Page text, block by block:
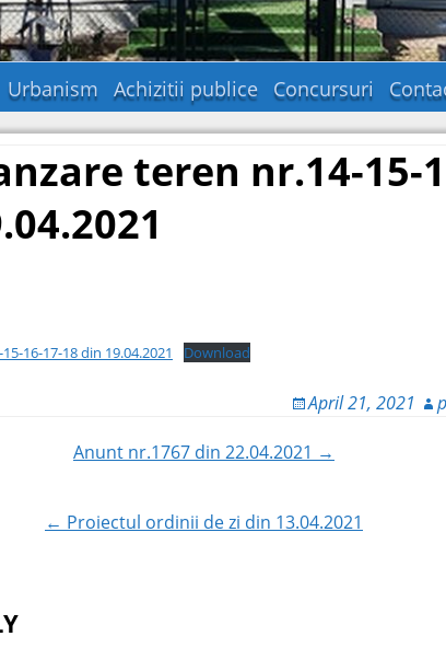
Urbanism Achizitii publice Concursuri
teren nr.14-15-
16-17-18 din 19.04.2021 Download
April 21, 2021
Anunt nr.1767 din 22.04.2021 →
← Proiectul ordinii de zi din 13.04.2021